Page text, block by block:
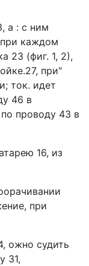
a : с ним
каждом
23 (фиг. 1, 2),
при"
ток. идет
46 в
проводу 43 в
16, из
при
ожно судить
31,